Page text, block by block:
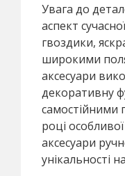
Увага до
аспект
гвоздики,
широкими
аксесуари
декоративну
самостійними
році
аксесуари
унікальності